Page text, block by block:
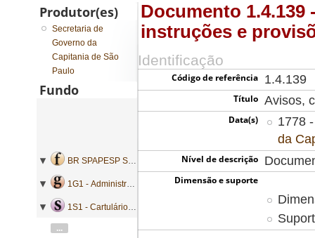
Documento 1.4.139
instruções e
Identificação
Código de referência 1.4.139
Título Avisos,
Data(s)
1778
da
Nível de descrição
Dimensão e suporte
Produtor(es)
Secretaria de
Governo da
Capitania de São
Paulo
Fundo
BR SPAPESP SEGOVC - Secretaria de Governo da Capitania de São Paulo
1G1 - Administração geral
1S1 - Cartulários de ordens
...